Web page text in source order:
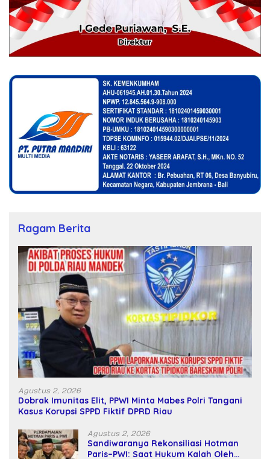
Ragam Berita
Agustus 2, 2026
Dobrak Imunitas Elit, PPWI Minta Mabes Polri Tangani
Kasus Korupsi SPPD Fiktif DPRD Riau
Agustus 2, 2026
Sandiwaranya Rekonsiliasi Hotman
Paris–PWI: Saat Hukum Kalah Oleh